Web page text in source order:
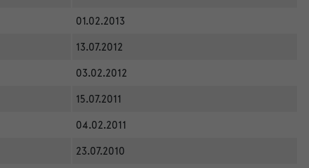
01.02.2013
13.07.2012
03.02.2012
15.07.2011
04.02.2011
23.07.2010